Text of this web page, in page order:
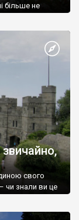
більше не
свого
чи знали ви це